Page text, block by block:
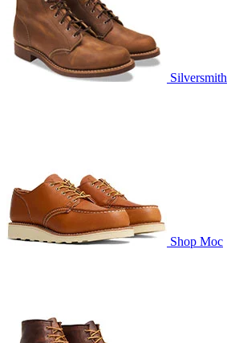
Silversmith
Shop Moc